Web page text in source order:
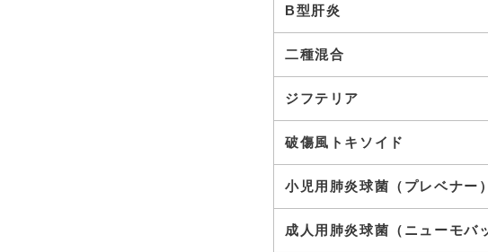
B型肝炎
二種混合
ジフテリア
破傷風トキソイド
小児用肺炎球菌（プレベナー）
成人用肺炎球菌（ニューモバ